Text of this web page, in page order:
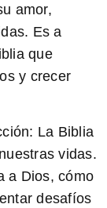
amor,
Es a
que
y crecer
: La Biblia
vidas.
a Dios, cómo
desafíos